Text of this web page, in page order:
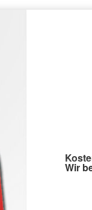
Wir